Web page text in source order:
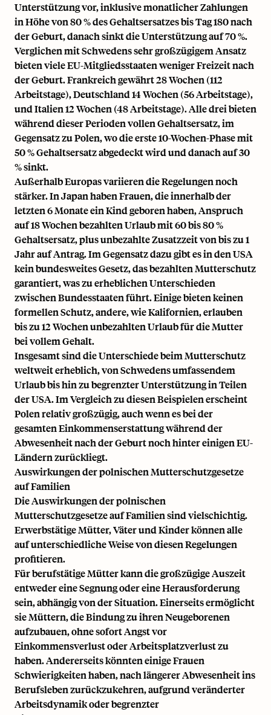
Unterstützung vor, inklusive monatlicher Zahlungen
in Höhe von 80 % des Gehaltsersatzes bis Tag 180 nach
der Geburt, danach sinkt die Unterstützung auf 70 %.
Verglichen mit Schwedens sehr großzügigem Ansatz
bieten viele EU-Mitgliedsstaaten weniger Freizeit nach
der Geburt. Frankreich gewährt 28 Wochen (112
Arbeitstage), Deutschland 14 Wochen (56 Arbeitstage),
und Italien 12 Wochen (48 Arbeitstage). Alle drei bieten
während dieser Perioden vollen Gehaltsersatz, im
Gegensatz zu Polen, wo die erste 10-Wochen-Phase mit
50 % Gehaltsersatz abgedeckt wird und danach auf 30
% sinkt.
Außerhalb Europas variieren die Regelungen noch
stärker. In Japan haben Frauen, die innerhalb der
letzten 6 Monate ein Kind geboren haben, Anspruch
auf 18 Wochen bezahlten Urlaub mit 60 bis 80 %
Gehaltsersatz, plus unbezahlte Zusatzzeit von bis zu 1
Jahr auf Antrag. Im Gegensatz dazu gibt es in den USA
kein bundesweites Gesetz, das bezahlten Mutterschutz
garantiert, was zu erheblichen Unterschieden
zwischen Bundesstaaten führt. Einige bieten keinen
formellen Schutz, andere, wie Kalifornien, erlauben
bis zu 12 Wochen unbezahlten Urlaub für die Mutter
bei vollem Gehalt.
Insgesamt sind die Unterschiede beim Mutterschutz
weltweit erheblich, von Schwedens umfassendem
Urlaub bis hin zu begrenzter Unterstützung in Teilen
der USA. Im Vergleich zu diesen Beispielen erscheint
Polen relativ großzügig, auch wenn es bei der
gesamten Einkommenserstattung während der
Abwesenheit nach der Geburt noch hinter einigen EU-
Ländern zurückliegt.
Auswirkungen der polnischen Mutterschutzgesetze
auf Familien
Die Auswirkungen der polnischen
Mutterschutzgesetze auf Familien sind vielschichtig.
Erwerbstätige Mütter, Väter und Kinder können alle
auf unterschiedliche Weise von diesen Regelungen
profitieren.
Für berufstätige Mütter kann die großzügige Auszeit
entweder eine Segnung oder eine Herausforderung
sein, abhängig von der Situation. Einerseits ermöglicht
sie Müttern, die Bindung zu ihren Neugeborenen
aufzubauen, ohne sofort Angst vor
Einkommensverlust oder Arbeitsplatzverlust zu
haben. Andererseits könnten einige Frauen
Schwierigkeiten haben, nach längerer Abwesenheit ins
Berufsleben zurückzukehren, aufgrund veränderter
Arbeitsdynamik oder begrenzter